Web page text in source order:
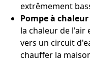
extrêmement
Pompe à
la chaleur de
vers un circuit
chauffer la